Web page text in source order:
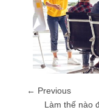
← Previous
Làm thế nào